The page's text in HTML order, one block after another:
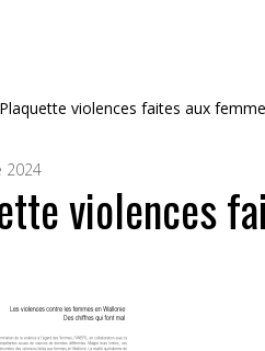
Plaquette violences faites aux
2024
violences